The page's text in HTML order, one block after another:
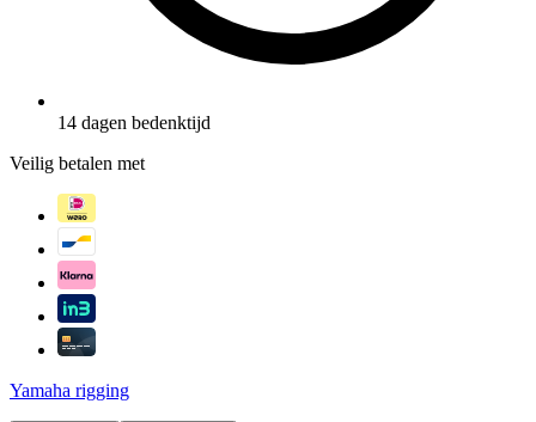
14 dagen bedenktijd
Veilig betalen met
Yamaha rigging